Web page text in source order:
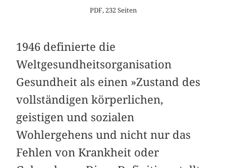
PDF, 232 Seiten
1946 definierte die
Weltgesundheitsorganisation
Gesundheit als einen »Zustand des
vollständigen körperlichen,
geistigen und sozialen
Wohlergehens und nicht nur das
Fehlen von Krankheit oder